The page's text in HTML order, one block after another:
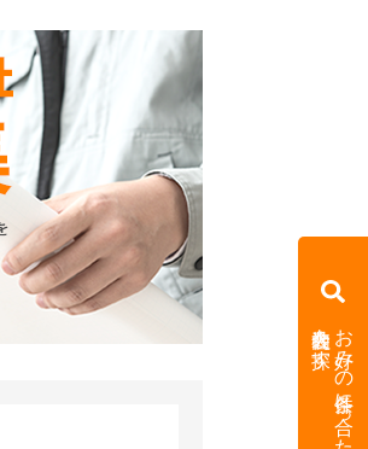
お好みの条件に合った
内装会社を探す